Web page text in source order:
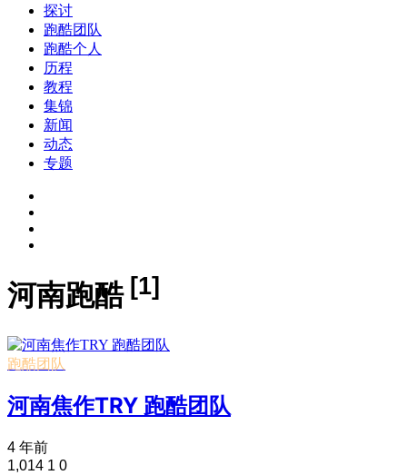
探讨
跑酷团队
跑酷个人
历程
教程
集锦
新闻
动态
专题
河南跑酷 [1]
跑酷团队
河南焦作TRY 跑酷团队
4 年前
1,014 1 0